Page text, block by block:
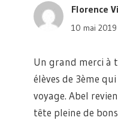
Florence
10 mai
Un grand merci à
élèves de 3ème
voyage. Abel
tête pleine de